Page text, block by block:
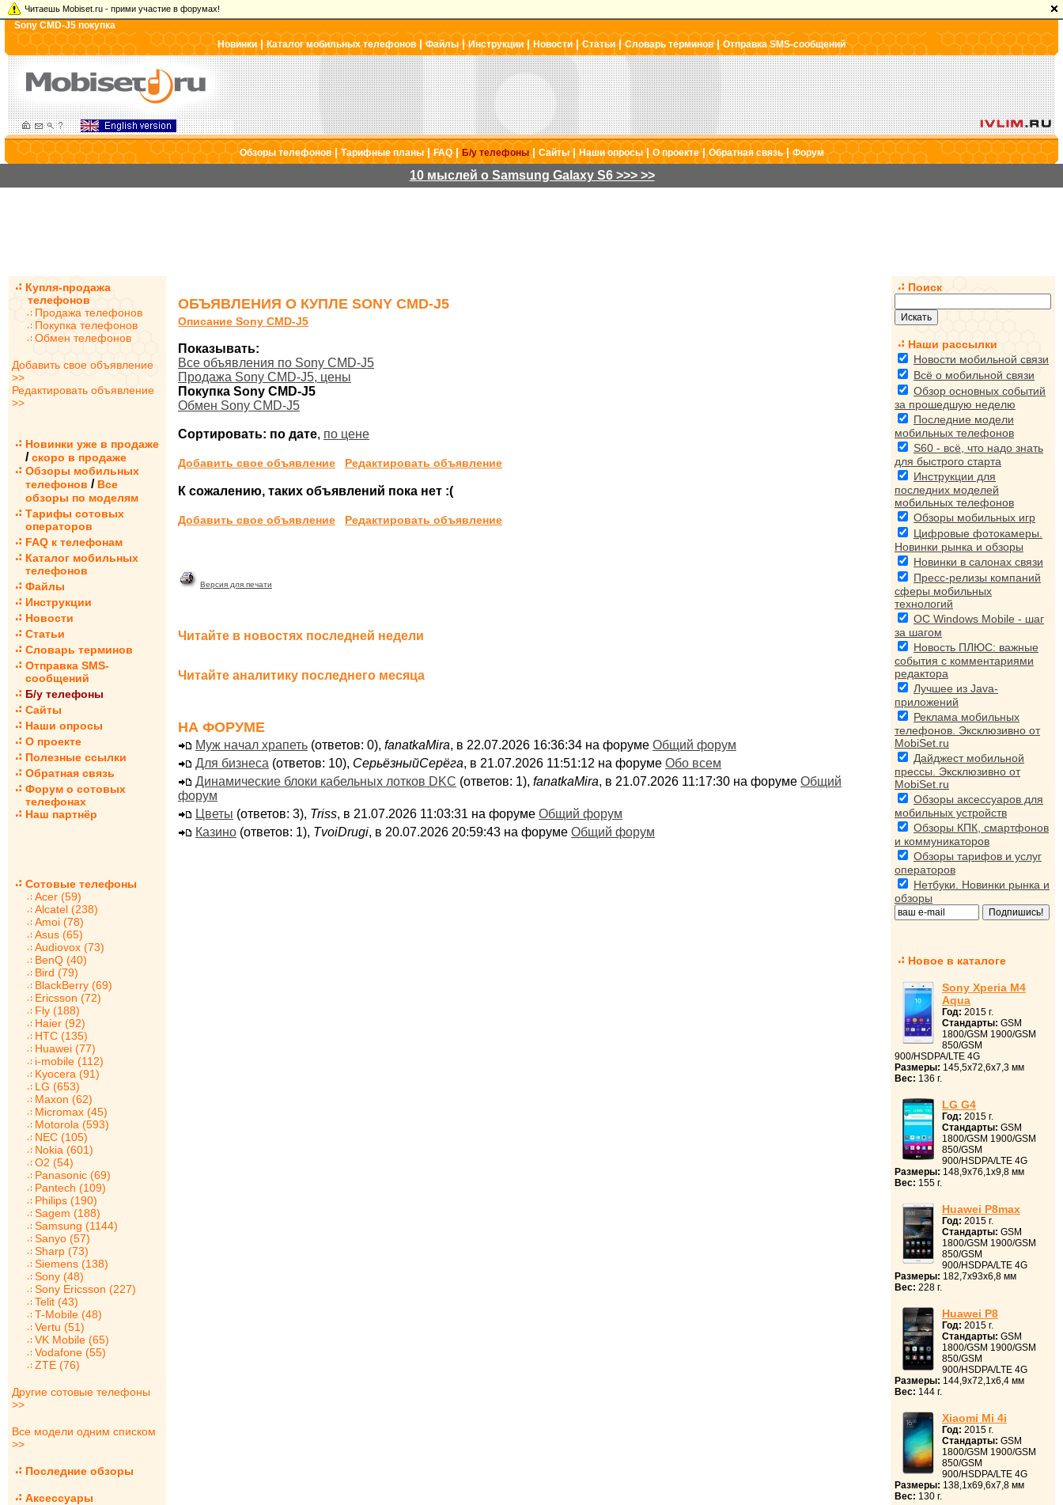
Читаешь Mobiset.ru - прими участие в форумах!
Sony CMD-J5 покупка
Новинки|Каталог мобильных телефонов|Файлы|Инструкции| Новости|Статьи|Словарь терминов|Отправка SMS-сообщений
Обзоры телефонов|Тарифные планы|FAQ|Б/у телефоны| Сайты|Наши опросы|О проекте|Обратная связь|Форум
10 мыслей о Samsung Galaxy S6 >>> >>
Купля-продажа
телефонов
Продажа телефонов
Покупка телефонов
Обмен телефонов
Добавить свое объявление
>>
Редактировать объявление
>>
Новинки уже в продаже
/ скоро в продаже
Обзоры мобильных
телефонов / Все
обзоры по моделям
Тарифы сотовых
операторов
FAQ к телефонам
Каталог мобильных
телефонов
Файлы
Инструкции
Новости
Статьи
Словарь терминов
Отправка SMS-
сообщений
Б/у телефоны
Сайты
Наши опросы
О проекте
Полезные ссылки
Обратная связь
Форум о сотовых
телефонах
Наш партнёр
Сотовые телефоны
Acer (59)
Alcatel (238)
Amoi (78)
Asus (65)
Audiovox (73)
BenQ (40)
Bird (79)
BlackBerry (69)
Ericsson (72)
Fly (188)
Haier (92)
HTC (135)
Huawei (77)
i-mobile (112)
Kyocera (91)
LG (653)
Maxon (62)
Micromax (45)
Motorola (593)
NEC (105)
Nokia (601)
O2 (54)
Panasonic (69)
Pantech (109)
Philips (190)
Sagem (188)
Samsung (1144)
Sanyo (57)
Sharp (73)
Siemens (138)
Sony (48)
Sony Ericsson (227)
Telit (43)
T-Mobile (48)
Vertu (51)
VK Mobile (65)
Vodafone (55)
ZTE (76)
Другие сотовые телефоны
>>
Все модели одним списком
>>
Последние обзоры
Аксессуары
ОБЪЯВЛЕНИЯ О КУПЛЕ SONY CMD-J5
Описание Sony CMD-J5
Показывать:
Все объявления по Sony CMD-J5
Продажа Sony CMD-J5, цены
Покупка Sony CMD-J5
Обмен Sony CMD-J5
Сортировать: по дате, по цене
Добавить свое объявление Редактировать объявление
К сожалению, таких объявлений пока нет :(
Добавить свое объявление Редактировать объявление
Версия для печати
Читайте в новостях последней недели
Читайте аналитику последнего месяца
НА ФОРУМЕ
Муж начал храпеть (ответов: 0), fanatkaMira, в 22.07.2026 16:36:34 на форуме Общий форум
Для бизнеса (ответов: 10), СерьёзныйСерёга, в 21.07.2026 11:51:12 на форуме Обо всем
Динамические блоки кабельных лотков DKC (ответов: 1), fanatkaMira, в 21.07.2026 11:17:30 на форуме Общий
форум
Цветы (ответов: 3), Triss, в 21.07.2026 11:03:31 на форуме Общий форум
Казино (ответов: 1), TvoiDrugi, в 20.07.2026 20:59:43 на форуме Общий форум
Поиск
Наши рассылки
Новости мобильной связи
Всё о мобильной связи
Обзор основных событий
за прошедшую неделю
Последние модели
мобильных телефонов
S60 - всё, что надо знать
для быстрого старта
Инструкции для
последних моделей
мобильных телефонов
Обзоры мобильных игр
Цифровые фотокамеры.
Новинки рынка и обзоры
Новинки в салонах связи
Пресс-релизы компаний
сферы мобильных
технологий
ОС Windows Mobile - шаг
за шагом
Новость ПЛЮС: важные
события с комментариями
редактора
Лучшее из Java-
приложений
Реклама мобильных
телефонов. Эксклюзивно от
MobiSet.ru
Дайджест мобильной
прессы. Эксклюзивно от
MobiSet.ru
Обзоры аксессуаров для
мобильных устройств
Обзоры КПК, смартфонов
и коммуникаторов
Обзоры тарифов и услуг
операторов
Нетбуки. Новинки рынка и
обзоры
Новое в каталоге
Sony Xperia M4
Aqua
Год: 2015 г.
Стандарты: GSM
1800/GSM 1900/GSM
850/GSM
900/HSDPA/LTE 4G
Размеры: 145,5x72,6x7,3 мм
Вес: 136 г.
LG G4
Год: 2015 г.
Стандарты: GSM
1800/GSM 1900/GSM
850/GSM
900/HSDPA/LTE 4G
Размеры: 148,9x76,1x9,8 мм
Вес: 155 г.
Huawei P8max
Год: 2015 г.
Стандарты: GSM
1800/GSM 1900/GSM
850/GSM
900/HSDPA/LTE 4G
Размеры: 182,7x93x6,8 мм
Вес: 228 г.
Huawei P8
Год: 2015 г.
Стандарты: GSM
1800/GSM 1900/GSM
850/GSM
900/HSDPA/LTE 4G
Размеры: 144,9x72,1x6,4 мм
Вес: 144 г.
Xiaomi Mi 4i
Год: 2015 г.
Стандарты: GSM
1800/GSM 1900/GSM
850/GSM
900/HSDPA/LTE 4G
Размеры: 138,1x69,6x7,8 мм
Вес: 130 г.